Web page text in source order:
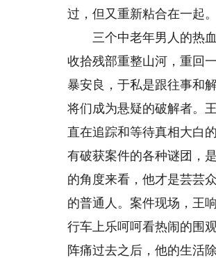
过，但又重新粘合在一起。
三个中老年男人的热血
收拾残部重整山河，重回
暴安良，于私是跟往事和
将们成为悬疑的破解者。
直在追踪和等待真相大白
有破获案件的各种谜团，
的角度来看，他才是芸芸
的普通人。案件现场，王
行车上乐呵呵看热闹的围
阵痛过去之后，他的生活